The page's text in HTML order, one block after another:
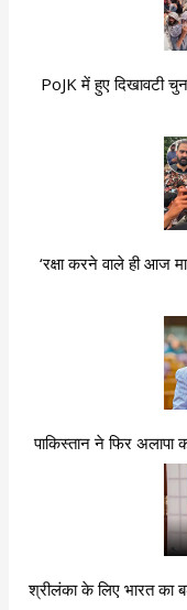
PoJK में हुए दिखावटी
‘रक्षा करने वाले ही आज
पाकिस्तान ने फिर अलापा
श्रीलंका के लिए भारत का